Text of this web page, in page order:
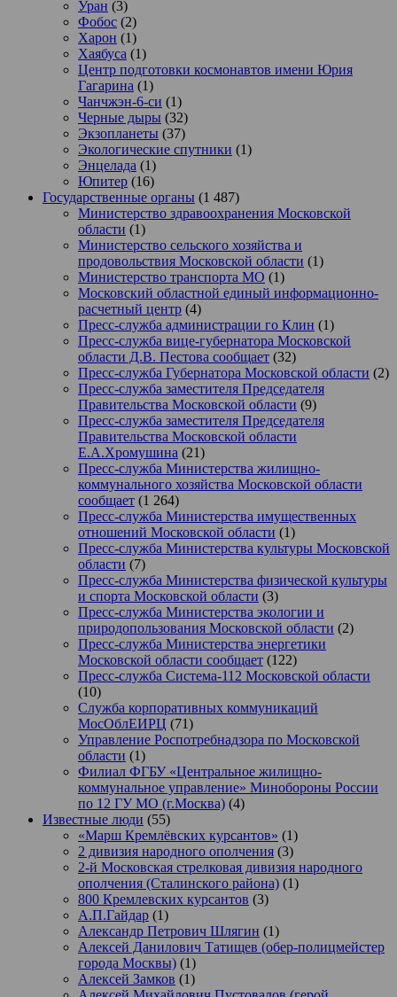
Уран (3)
Фобос (2)
Харон (1)
Хаябуса (1)
Центр подготовки космонавтов имени Юрия
Гагарина (1)
Чанчжэн-6-си (1)
Черные дыры (32)
Экзопланеты (37)
Экологические спутники (1)
Энцелада (1)
Юпитер (16)
Государственные органы (1 487)
Министерство здравоохранения Московской
области (1)
Министерство сельского хозяйства и
продовольствия Московской области (1)
Министерство транспорта МО (1)
Московский областной единый информационно-
расчетный центр (4)
Пресс-служба администрации го Клин (1)
Пресс-служба вице-губернатора Московской
области Д.В. Пестова сообщает (32)
Пресс-служба Губернатора Московской области (2)
Пресс-служба заместителя Председателя
Правительства Московской области (9)
Пресс-служба заместителя Председателя
Правительства Московской области
Е.А.Хромушина (21)
Пресс-служба Министерства жилищно-
коммунального хозяйства Московской области
сообщает (1 264)
Пресс-служба Министерства имущественных
отношений Московской области (1)
Пресс-служба Министерства культуры Московской
области (7)
Пресс-служба Министерства физической культуры
и спорта Московской области (3)
Пресс-служба Министерства экологии и
природопользования Московской области (2)
Пресс-служба Министерства энергетики
Московской области сообщает (122)
Пресс-служба Система-112 Московской области
(10)
Служба корпоративных коммуникаций
МосОблЕИРЦ (71)
Управление Роспотребнадзора по Московской
области (1)
Филиал ФГБУ «Центральное жилищно-
коммунальное управление» Минобороны России
по 12 ГУ МО (г.Москва) (4)
Известные люди (55)
«Марш Кремлёвских курсантов» (1)
2 дивизия народного ополчения (3)
2-й Московская стрелковая дивизия народного
ополчения (Сталинского района) (1)
800 Кремлевских курсантов (3)
А.П.Гайдар (1)
Александр Петрович Шлягин (1)
Алексей Данилович Татищев (обер-полицмейстер
города Москвы) (1)
Алексей Замков (1)